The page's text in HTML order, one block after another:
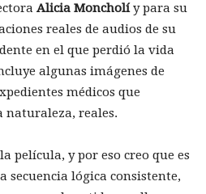
Alicia Moncholíy para su
reales de audios de su
en el que perdió la vida
algunas imágenes de
médicos que
naturaleza, reales.
película, y por eso creo que es
secuencia lógica consistente,